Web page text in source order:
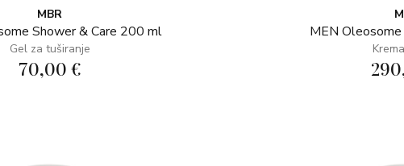
MBR
Shower & Care 200 ml
Gel za tuširanje
70,00 €
MEN